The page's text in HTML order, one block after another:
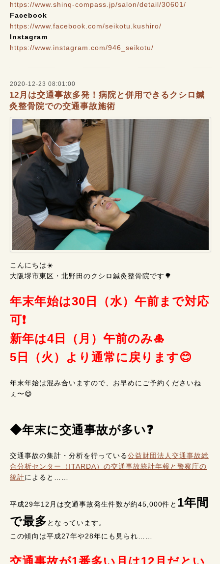
https://www.shinq-compass.jp/salon/detail/30601/
Facebook
https://www.facebook.com/seikotu.kushiro/
Instagram
https://www.instagram.com/946_seikotu/
2020-12-23 08:01:00
12月は交通事故多発！病院と併用できるクシロ鍼
灸整骨院での交通事故施術
こんにちは☀️
大阪堺市東区・北野田のクシロ鍼灸整骨院です🌳
年末年始は30日（水）午前まで対応
可❗
新年は4日（月）午前のみ🎍
5日（火）より通常に戻ります😊
年末年始は混み合いますので、お早めにご予約くださいね
ぇ〜😄
◆年末に交通事故が多い❓
交通事故の集計・分析を行っている公益財団法人交通事故総
合分析センター（ITARDA）の交通事故統計年報と警察庁の
統計によると……
平成29年12月は交通事故発生件数が約45,000件と 1年間
で最多 となっています。
この傾向は平成27年や28年にも見られ……
交通事故が1番多い月は12月だとい